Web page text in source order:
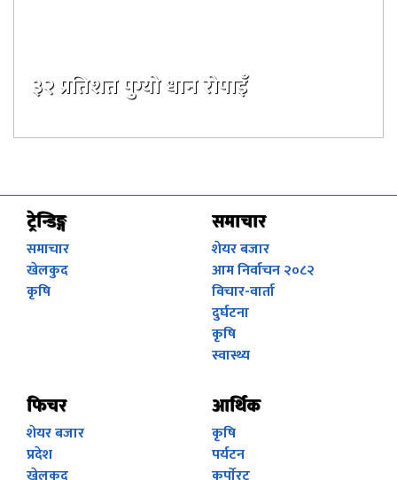
३२ प्रतिशत पुग्यो धान रोपाइँ
ट्रेन्डिङ्ग
समाचार
खेलकुद
कृषि
समाचार
शेयर बजार
आम निर्वाचन २०८२
विचार-वार्ता
दुर्घटना
कृषि
स्वास्थ्य
फिचर
शेयर बजार
प्रदेश
आर्थिक
कृषि
पर्यटन